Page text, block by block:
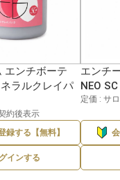
エンチボーテ
ラルクレイパ
約後表示
録する【無料】
インする
エンチ
NEO
定価 : サ